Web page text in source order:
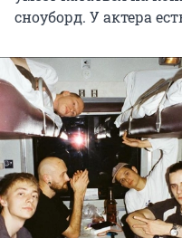
сноуборд. У актера